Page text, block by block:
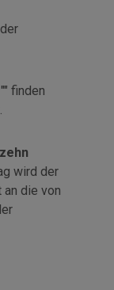
finden
wird der
die von